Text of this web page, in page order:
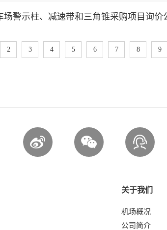
场警示柱、减速带和三角锥采购项目询价
2 3 4 5 6 7 8 9
关于我们
机场概况
公司简介